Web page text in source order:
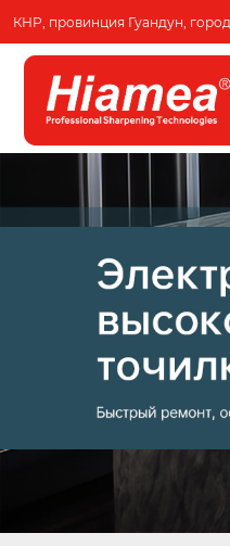
КНР, провинция Гуандун,